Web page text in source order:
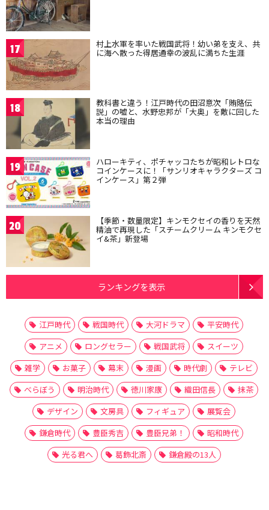
17 村上水軍を率いた戦国武将！幼い弟を支え、共
に海へ散った得居通幸の波乱に満ちた生涯
18 教科書と違う！江戸時代の田沼意次「賄賂伝
説」の嘘と、水野忠邦が「大奥」を敵に回した
本当の理由
19 ハローキティ、ポチャッコたちが昭和レトロな
コインケースに！「サンリオキャラクターズ コ
インケース」第２弾
20 【季節・数量限定】キンモクセイの香りを天然
精油で再現した「スチームクリーム キンモクセ
イ&茶」新登場
ランキングを表示
江戸時代 戦国時代 大河ドラマ
平安時代
アニメ
ロングセラー 戦国武将
スイーツ
雑学
お菓子 幕末 漫画 時代劇
テレビ
べらぼう
明治時代 徳川家康 織田信長
抹茶
デザイン
文房具 フィギュア
展覧会
鎌倉時代
豊臣秀吉 豊臣兄弟！
昭和時代
光る君へ
葛飾北斎 鎌倉殿の13人